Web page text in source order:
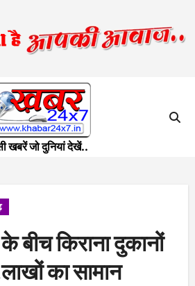
खबरें जो दुनियां देखें..
बीच किराना दुकानों
का सामान